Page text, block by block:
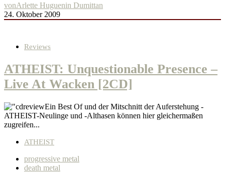
vonArlette Huguenin Dumittan
24. Oktober 2009
Reviews
ATHEIST: Unquestionable Presence –
Live At Wacken [2CD]
Ein Best Of und der Mitschnitt der Auferstehung -
ATHEIST-Neulinge und -Althasen können hier gleichermaßen
zugreifen...
ATHEIST
progressive metal
death metal